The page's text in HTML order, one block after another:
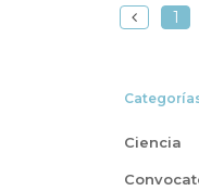
1
Ciencia